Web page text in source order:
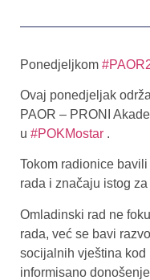
Ponedjeljkom
Ovaj ponedjeljak
PAOR – PRONI
u #POKMostar .
Tokom radionice
rada i značaju istog
Omladinski rad ne
rada, već se bavi
socijalnih vještina kod
informisano